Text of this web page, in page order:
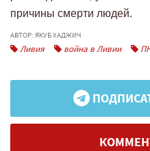
причины смерти людей.
АВТОР: ЯКУБ ХАДЖИЧ
Ливия война в Ливии